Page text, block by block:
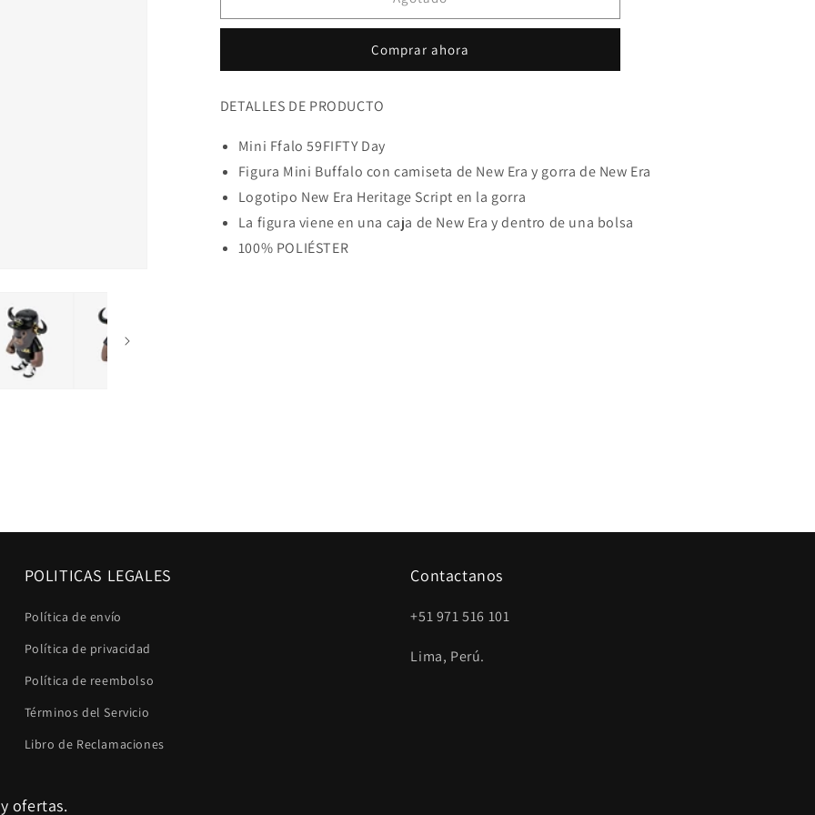
Ffalo
Negro
Ffalo
Negro
Comprar ahora
DETALLES DE PRODUCTO
Mini Ffalo 59FIFTY Day
Figura Mini Buffalo con camiseta de New Era y gorra de New Era
Logotipo New Era Heritage Script en la gorra
La figura viene en una caja de New Era y dentro de una bolsa
100% POLIÉSTER
POLITICAS LEGALES
Política de envío
Política de privacidad
Política de reembolso
Términos del Servicio
Libro de Reclamaciones
Contactanos
+51 971 516 101
Lima, Perú.
ofertas.